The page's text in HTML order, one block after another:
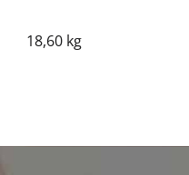
18,60 kg